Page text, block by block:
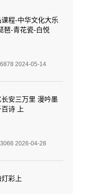
程-中华文化大乐
琶-青花瓷-白悦
6878 2024-05-14
长安三万里 漫吟墨
诗 上
3066 2026-04-28
灯彩上